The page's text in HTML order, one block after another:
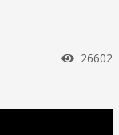
瀏覽次
26602